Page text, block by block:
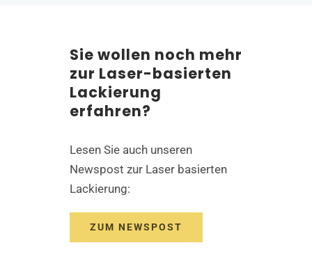
Sie wollen noch mehr
zur Laser-basierten
Lackierung
erfahren?
Lesen Sie auch unseren
Newspost zur Laser basierten
Lackierung:
ZUM NEWSPOST